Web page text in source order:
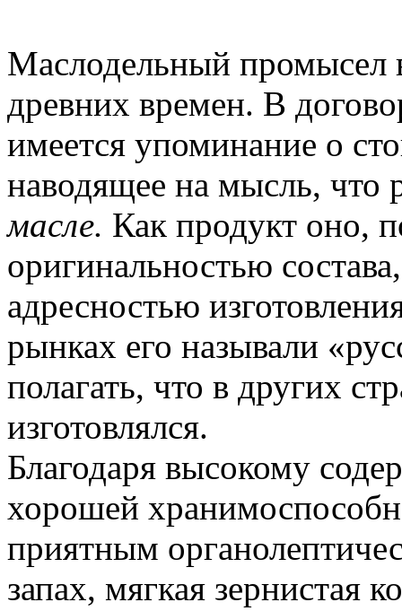
Маслодельный промысел
древних времен. В
имеется упоминание о
наводящее на мысль, что
масле. Как продукт оно,
оригинальностью
адресностью
рынках его называли
полагать, что в других
изготовлялся.
Благодаря высокому
хорошей
приятным
запах, мягкая зернистая